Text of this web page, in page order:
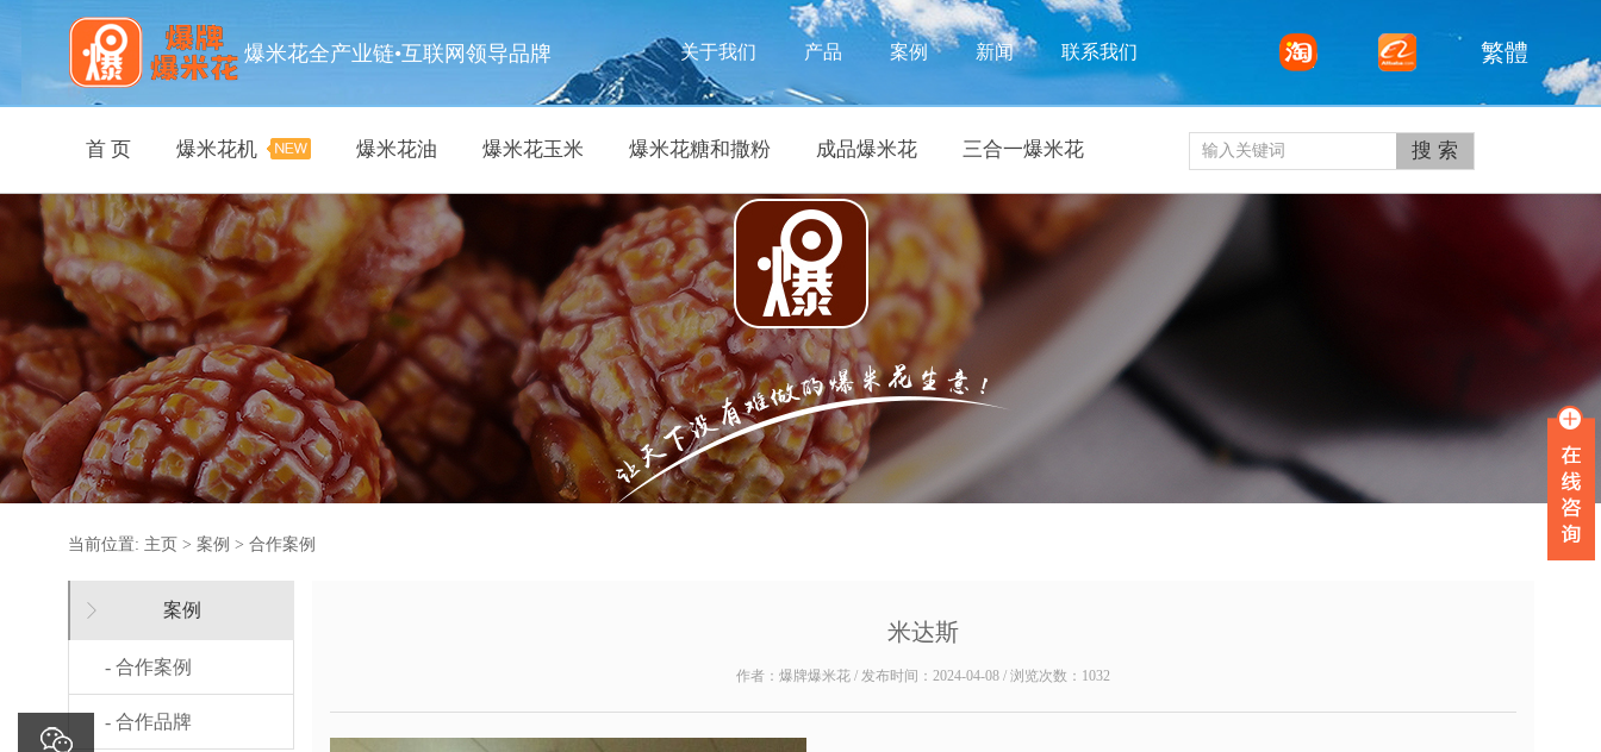
爆米花全产业链•互联网领导品牌 关于我们 产品 案例 新闻 联系我们 繁體
首 页 爆米花机 爆米花油 爆米花玉米 爆米花糖和撒粉 成品爆米花 三合一爆米花
当前位置: 主页 > 案例 > 合作案例
案例
- 合作案例
- 合作品牌
米达斯
作者：爆牌爆米花 / 发布时间：2024-04-08 / 浏览次数： 1032